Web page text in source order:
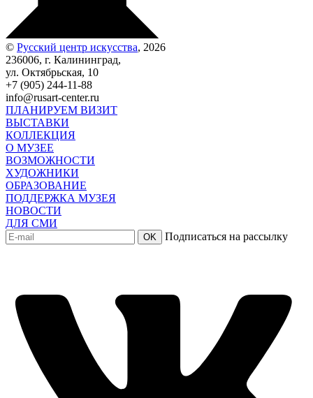
© Русский центр искусства, 2026
236006, г. Калининград,
ул. Октябрьская, 10
+7 (905) 244-11-88
info@rusart-center.ru
ПЛАНИРУЕМ ВИЗИТ
ВЫСТАВКИ
КОЛЛЕКЦИЯ
О МУЗЕЕ
ВОЗМОЖНОСТИ
ХУДОЖНИКИ
ОБРАЗОВАНИЕ
ПОДДЕРЖКА МУЗЕЯ
НОВОСТИ
ДЛЯ СМИ
OK Подписаться на рассылку